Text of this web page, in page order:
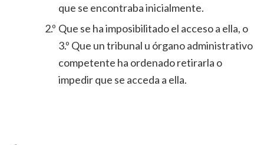
que se encontraba inicialmente.
2.º Que se ha imposibilitado el acceso a ella, o
3.º Que un tribunal u órgano administrativo
competente ha ordenado retirarla o
impedir que se acceda a ella.